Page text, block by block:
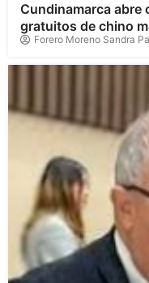
Cundinamarca
gratuitos de chino
Forero Moreno Sandra